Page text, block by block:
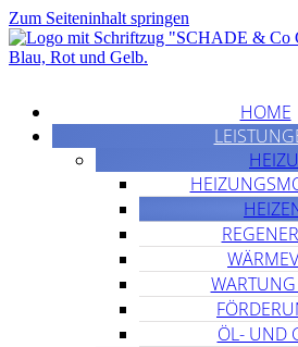
Zum Seiteninhalt springen
HOME
ÖL- UND